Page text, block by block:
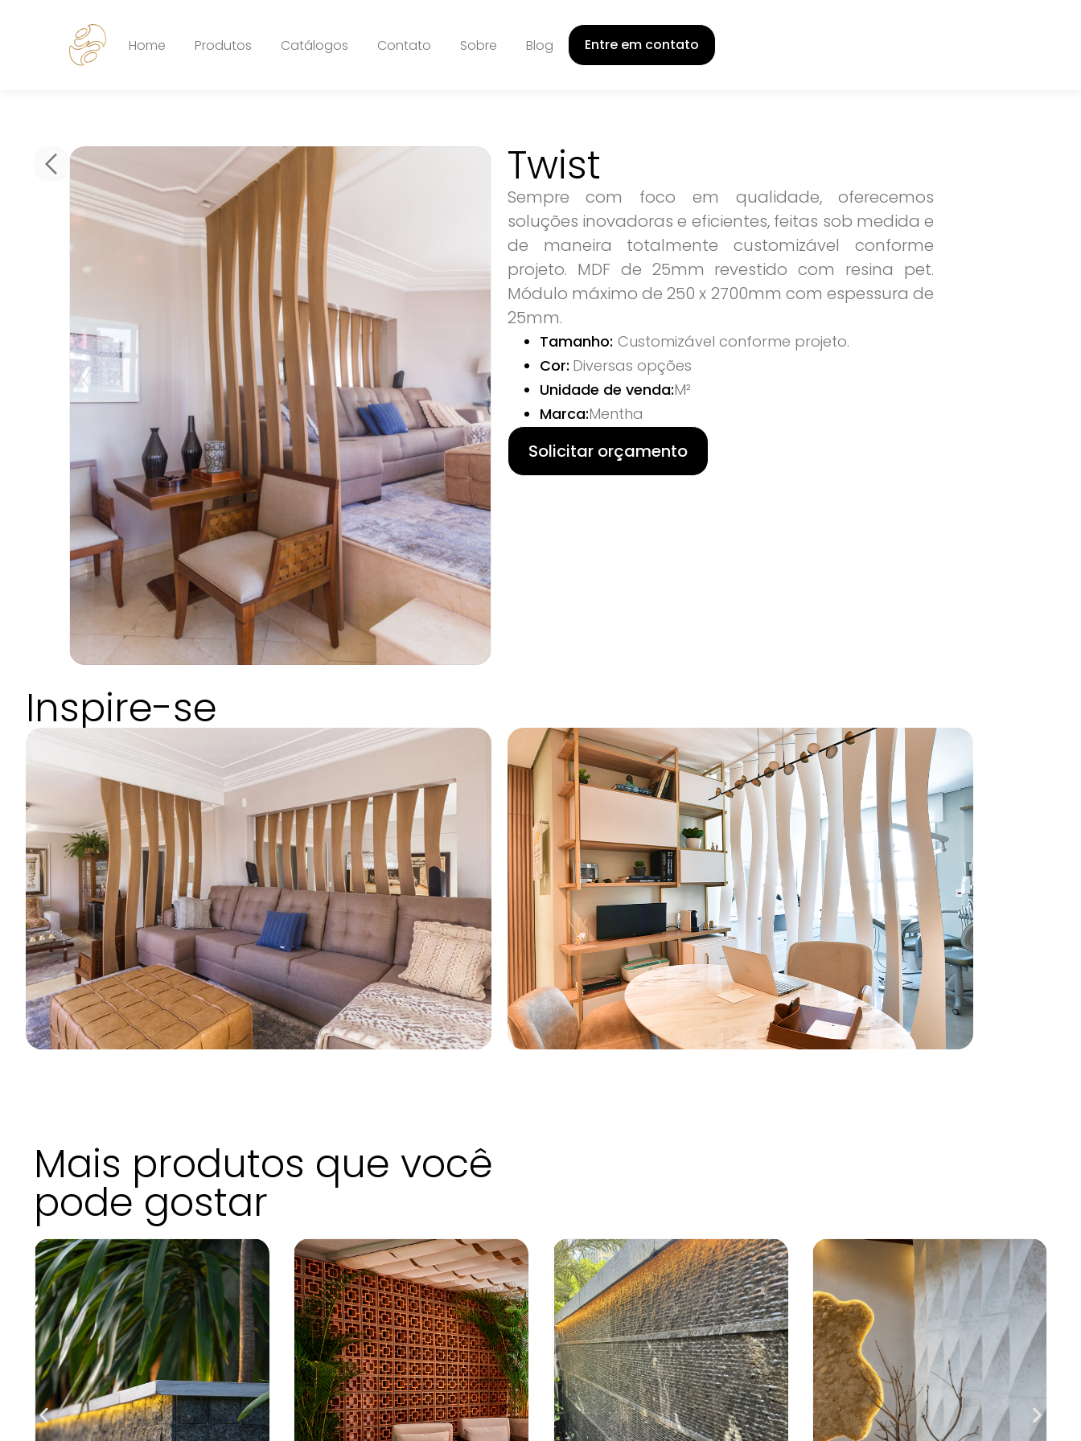
Home Produtos Catálogos Contato Sobre Blog Entre em contato
Tamanho: Customizável conforme projeto.
Cor: Diversas opções
Unidade de venda:M²
Marca:Mentha
Solicitar orçamento
Twist
Sempre com foco em qualidade, oferecemos
soluções inovadoras e eficientes, feitas sob medida e
de maneira totalmente customizável conforme
projeto. MDF de 25mm revestido com resina pet.
Módulo máximo de 250 x 2700mm com espessura de
25mm.
Inspire-se
Mais produtos que você
pode gostar